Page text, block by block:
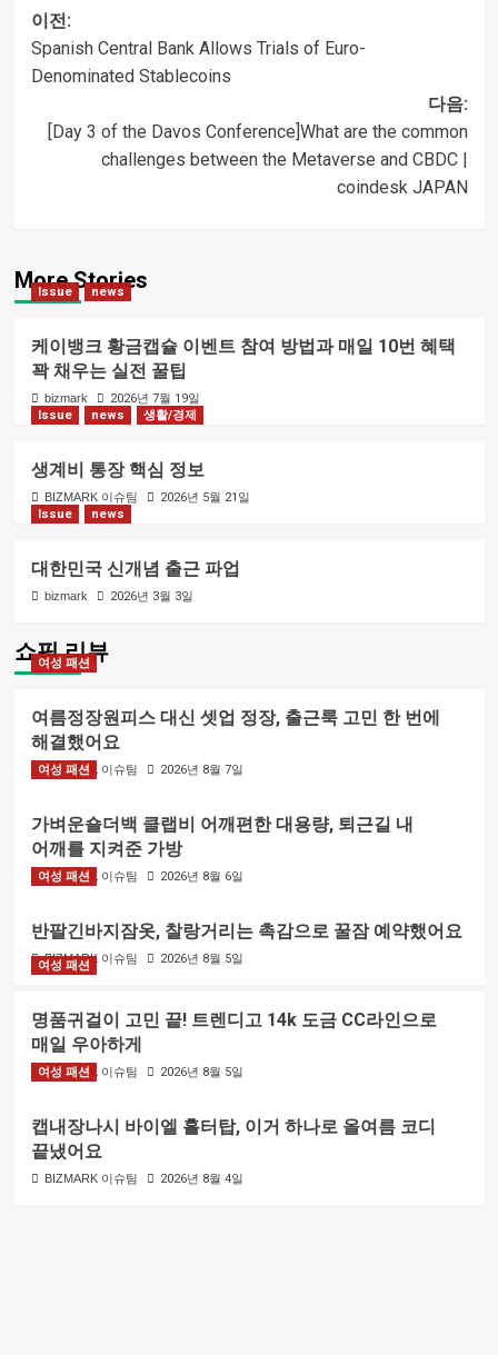
글
내비게이션
이전:
Spanish Central Bank Allows Trials of Euro-
Denominated Stablecoins
다음:
[Day 3 of the Davos Conference]What are the common
challenges between the Metaverse and CBDC |
coindesk JAPAN
More Stories
Issue news
케이뱅크 황금캡슐 이벤트 참여 방법과 매일 10번 혜택
꽉 채우는 실전 꿀팁
bizmark
2026년 7월 19일
Issue
news 생활/경제
생계비 통장 핵심 정보
BIZMARK 이슈팀
2026년 5월 21일
Issue
news
대한민국 신개념 출근 파업
bizmark 2026년 3월 3일
쇼핑 리뷰
여성 패션
여름정장원피스 대신 셋업 정장, 출근룩 고민 한 번에
해결했어요
BIZMARK 이슈팀 2026년 8월 7일
여성 패션
가벼운숄더백 클랩비 어깨편한 대용량, 퇴근길 내
어깨를 지켜준 가방
BIZMARK 이슈팀 2026년 8월 6일
여성 패션
반팔긴바지잠옷, 찰랑거리는 촉감으로 꿀잠 예약했어요
BIZMARK 이슈팀 2026년 8월 5일
여성 패션
명품귀걸이 고민 끝! 트렌디고 14k 도금 CC라인으로
매일 우아하게
BIZMARK 이슈팀 2026년 8월 5일
여성 패션
캡내장나시 바이엘 홀터탑, 이거 하나로 올여름 코디
끝냈어요
BIZMARK 이슈팀 2026년 8월 4일